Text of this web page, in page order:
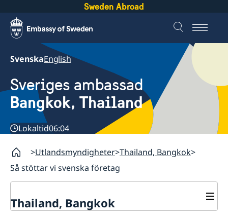
Sweden Abroad
SvenskaEnglish
Sveriges ambassad
Bangkok, Thailand
Lokaltid06:04
Utlandsmyndigheter Thailand, Bangkok
Så stöttar vi svenska företag
Thailand, Bangkok